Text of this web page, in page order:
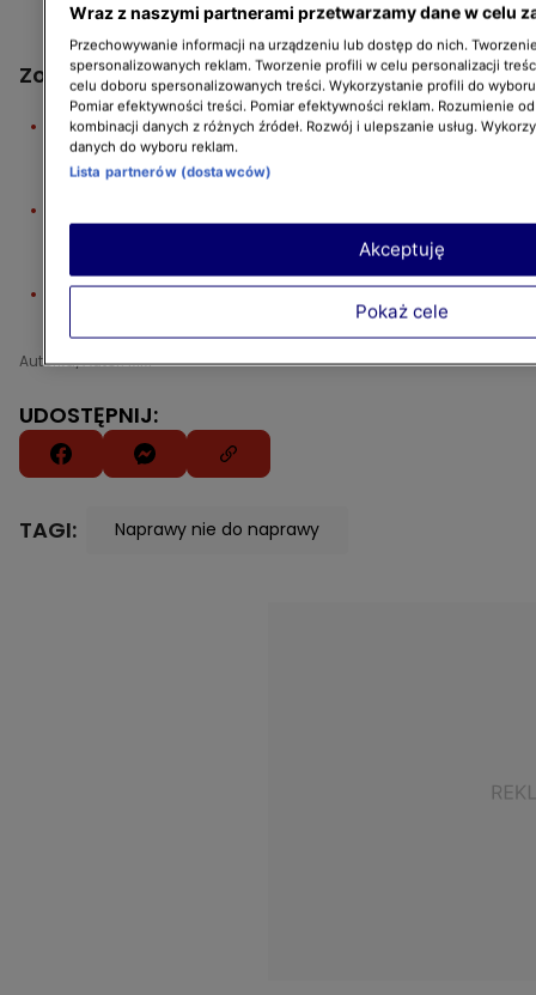
Zobacz także:
"Wojny samochodowe". Mercedes-Benz
C270 kontra Ford Fusion
Nic do zgłoszenia. Bardzo mocne wino,
tequila z Meksyku i papierosy na targowisku
Autorka/Autor: MM
UDOSTĘPNIJ:
TAGI: Naprawy nie do naprawy
Wraz z naszymi partnerami przetwarzamy dane w celu
Przechowywanie informacji na urządzeniu lub dostęp do nich.
spersonalizowanych reklam. Tworzenie profili w celu personalizacji
celu doboru spersonalizowanych treści. Wykorzystanie profili do
Pomiar efektywności treści. Pomiar efektywności reklam. Rozumienie
kombinacji danych z różnych źródeł. Rozwój i ulepszanie usług.
danych do wyboru reklam.
Lista partnerów (dostawców)
Pokaż cele
Akceptuję